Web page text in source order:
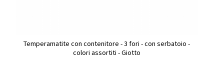
Temperamatite con contenitore - 3 fori - con serbatoio -
colori assortiti - Giotto